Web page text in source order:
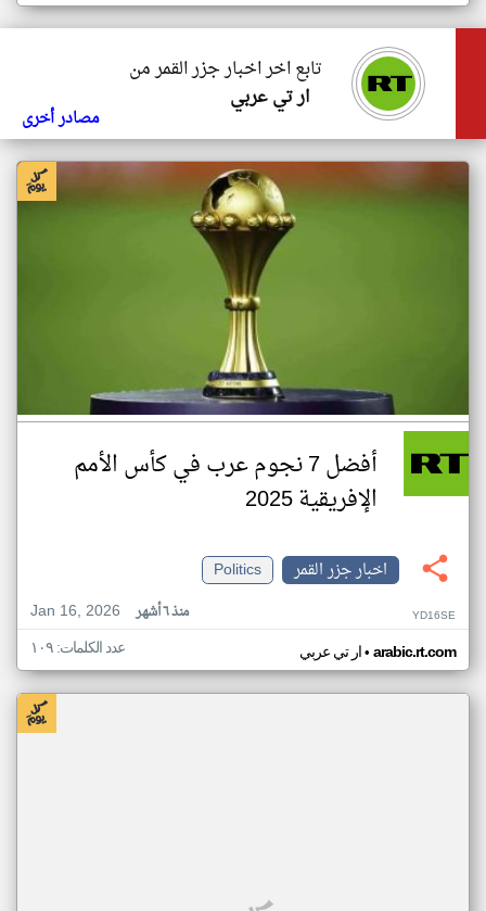
تابع اخر اخبار جزر القمر من
ار تي عربي
مصادر أخرى
أفضل 7 نجوم عرب في كأس الأمم
الإفريقية 2025
اخبار جزر القمر
Politics
Jan 16, 2026
منذ ٦ أشهر YD16SE
ار تي عربي• arabic.rt.com عدد الكلمات: ١٠٩